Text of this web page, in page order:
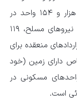
در قالب نوسازی بافت‌های فرسوده، ۱۲۴ هزار و ۱۵۴ واحد در
دست ساخت برای تامین مسکن کارکنان نیروهای مسلح، ۱۱۹
منعقده برای
دارای زمین (خود
واحد تعداد واحدهای مسکونی در
است.